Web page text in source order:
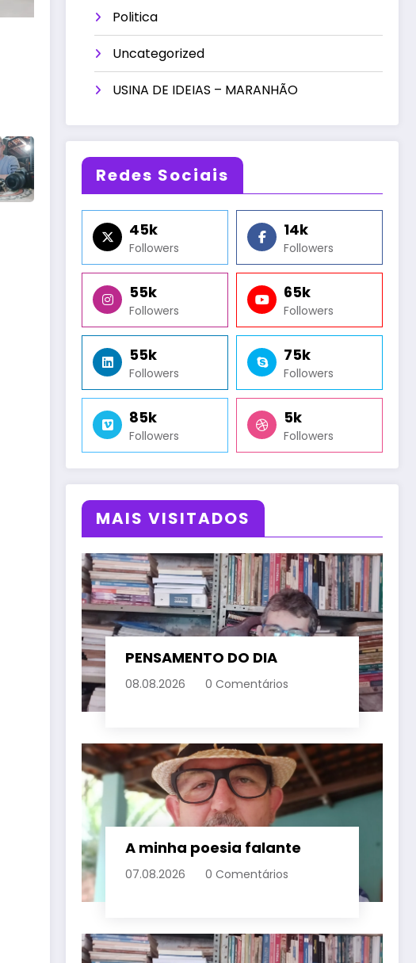
Politica
Uncategorized
USINA DE IDEIAS – MARANHÃO
Redes Sociais
45k
Followers
14k
Followers
55k
Followers
65k
Followers
55k
Followers
75k
Followers
85k
Followers
5k
Followers
MAIS VISITADOS
PENSAMENTO DO DIA
08.08.2026 0 Comentários
A minha poesia falante
07.08.2026 0 Comentários